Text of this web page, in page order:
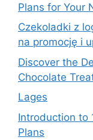
Plans for Your
Czekoladki z
na promocję i
Discover the
Chocolate
Lages
Introduction to
Plans